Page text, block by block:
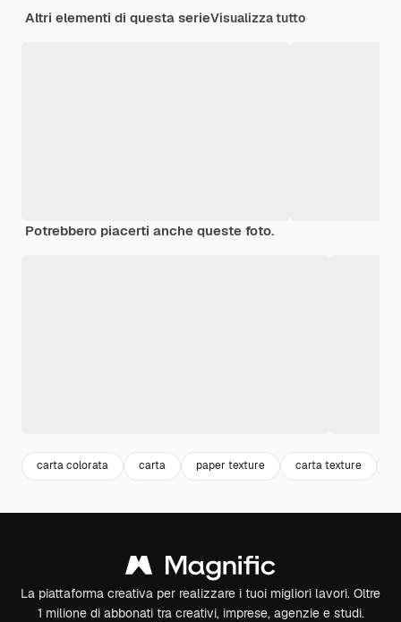
Altri elementi di questa serieVisualizza tutto
Potrebbero piacerti anche queste foto.
carta colorata carta paper texture carta texture
La piattaforma creativa per realizzare i tuoi migliori lavori. Oltre
1 milione di abbonati tra creativi, imprese, agenzie e studi.